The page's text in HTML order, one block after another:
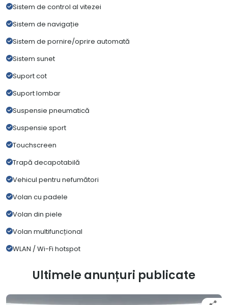
Sistem de control al vitezei
Sistem de navigație
Sistem de pornire/oprire automată
Sistem sunet
Suport cot
Suport lombar
Suspensie pneumatică
Suspensie sport
Touchscreen
Trapă decapotabilă
Vehicul pentru nefumători
Volan cu padele
Volan din piele
Volan multifuncțional
WLAN / Wi-Fi hotspot
Ultimele anunțuri publicate